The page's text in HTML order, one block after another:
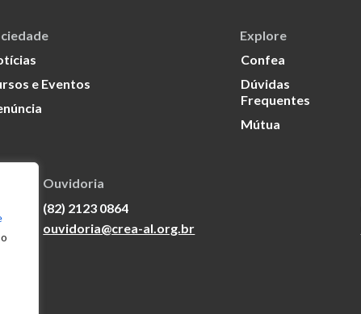
e Eventos
Explore
Confea
Dúvidas
Frequentes
Mútua
Ouvidoria
(82) 2123 0864
ouvidoria@crea-al.org.br